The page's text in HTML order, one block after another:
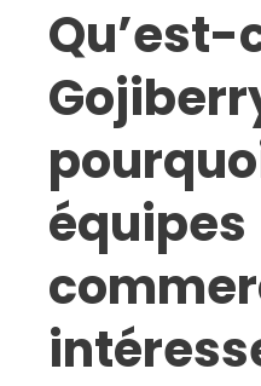
Qu’est-
équipes